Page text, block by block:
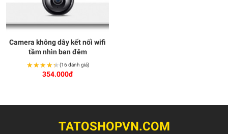
Camera không dây kết nối wifi
tầm nhìn ban đêm
★★★★★
★★★★★(16 đánh giá)
354.000đ
TATOSHOPVN.COM